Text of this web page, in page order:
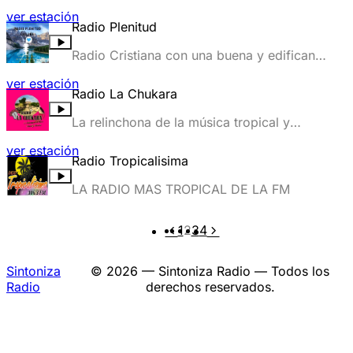
www.nitanretro.cl
Radio Plenitud
Radio Cristiana con una buena y edificante
cristiana,reflexiones y palabra de Dios y
orientación para la sociedad.
ver estación
Radio La Chukara
La relinchona de la música tropical y
ver estación
Radio Tropicalisima
LA RADIO MAS TROPICAL DE LA FM
ver estación
1234
Sintoniza
Radio
© 2026 — Sintoniza Radio — Todos los
derechos reservados.